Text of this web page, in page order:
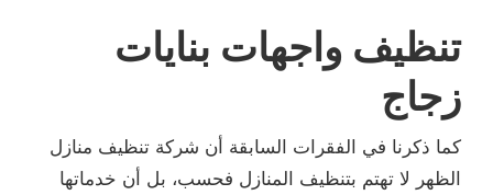
تنظيف واجهات بنايات
زجاج
كما ذكرنا في الفقرات السابقة أن شركة تنظيف منازل
الظهر لا تهتم بتنظيف المنازل فحسب، بل أن خدماتها